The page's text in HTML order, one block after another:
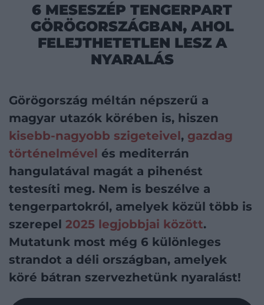
6 MESESZÉP TENGERPART
GÖRÖGORSZÁGBAN, AHOL
FELEJTHETETLEN LESZ A
NYARALÁS
Görögország méltán népszerű a
magyar utazók körében is, hiszen
kisebb-nagyobb szigeteivel, gazdag
történelmével és mediterrán
hangulatával magát a pihenést
testesíti meg. Nem is beszélve a
tengerpartokról, amelyek közül több is
szerepel 2025 legjobbjai között.
Mutatunk most még 6 különleges
strandot a déli országban, amelyek
köré bátran szervezhetünk nyaralást!